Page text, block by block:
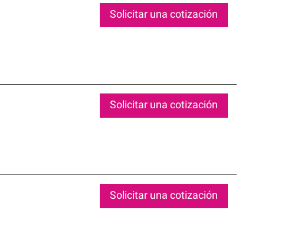
Solicitar una cotización
Solicitar una cotización
Solicitar una cotización